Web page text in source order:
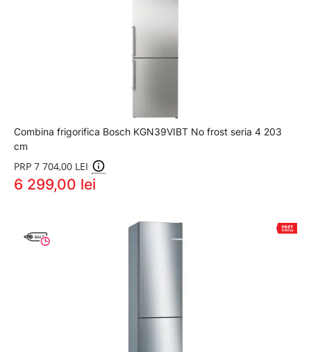
Combina frigorifica Bosch KGN39VIBT No frost seria 4 203
cm
PRP 7 704,00 LEI
6 299,00 lei